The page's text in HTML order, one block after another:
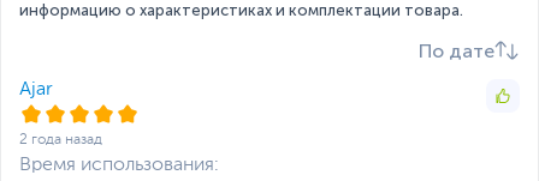
информацию о характеристиках и комплектации товара.
По дате
Ajar
2 года назад
Время использования: